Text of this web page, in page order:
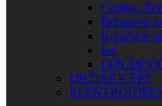
Gurtne /
Reťazové
Kotúčové
Iné
DRŽIAKY ŠPZ